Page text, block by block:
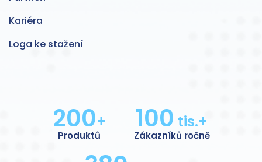
Kariéra
Loga ke stažení
200+
Produktů
100 tis.+
Zákazníků ročně